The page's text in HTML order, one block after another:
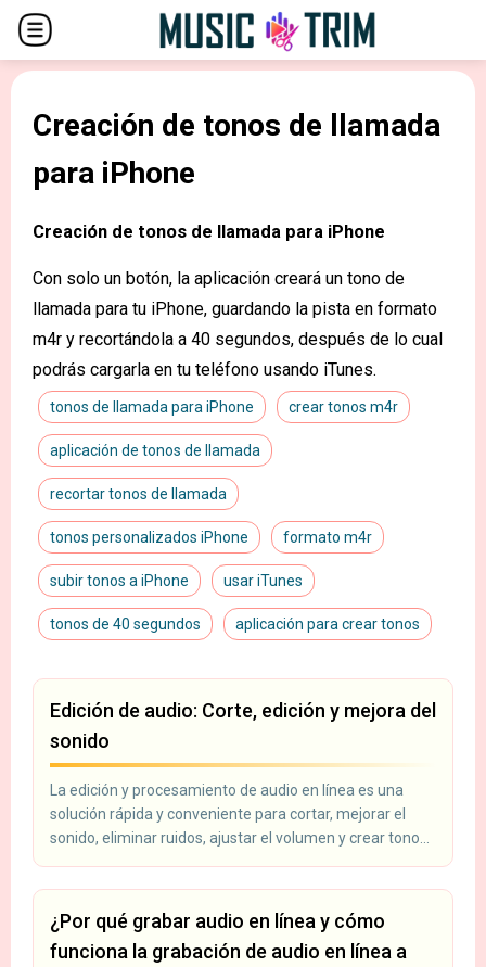
Creación de tonos de llamada
para iPhone
Creación de tonos de llamada para iPhone
Con solo un botón, la aplicación creará un tono de
llamada para tu iPhone, guardando la pista en formato
m4r y recortándola a 40 segundos, después de lo cual
podrás cargarla en tu teléfono usando iTunes.
tonos de llamada para iPhone crear tonos m4r
aplicación de tonos de llamada
recortar tonos de llamada
tonos personalizados iPhone formato m4r
subir tonos a iPhone usar iTunes
tonos de 40 segundos aplicación para crear tonos
Edición de audio: Corte, edición y mejora del
sonido
La edición y procesamiento de audio en línea es una
solución rápida y conveniente para cortar, mejorar el
sonido, eliminar ruidos, ajustar el volumen y crear tonos
modificar un archivo de audio sin instalar programas:
todo funciona directamente en el navegador. Ideal para
podcasters, editores de video, bloggers y todos aquellos
que trabajan con audio.
¿Por qué grabar audio en línea y cómo
funciona la grabación de audio en línea a